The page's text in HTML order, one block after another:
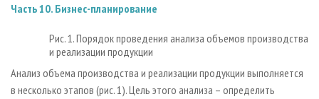
Часть 10. Бизнес-планирование
Рис. 1. Порядок проведения анализа объемов производства
и реализации продукции
Анализ объема производства и реализации продукции выполняется
в несколько этапов (рис. 1). Цель этого анализа – определить